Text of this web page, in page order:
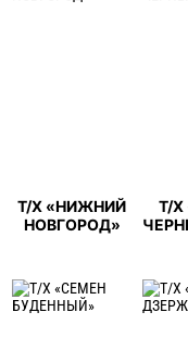
Т/Х «НИЖНИЙ
НОВГОРОД»
Т/